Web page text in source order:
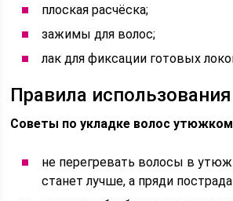
плоская расчёска;
зажимы для волос;
лак для фиксации готовых
Правила использования
Советы по укладке волос
не перегревать волосы в
станет лучше, а пряди